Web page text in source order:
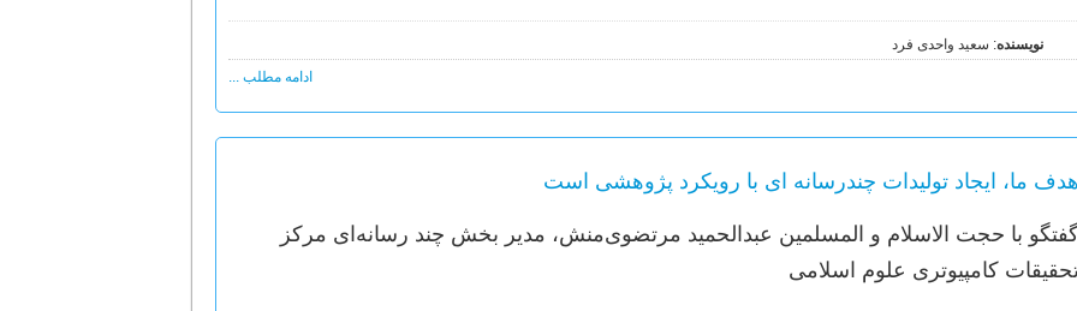
نویسنده: سعید واحدی فرد
ادامه مطلب ...
هدف ما، ایجاد تولیدات چندرسانه ای با رویکرد پژوهشی است
با حجت الاسلام و المسلمین عبدالحمید مرتضوی‌منش، مدیر بخش چند رسانه‌ای مرکز
کامپیوتری علوم اسلامی